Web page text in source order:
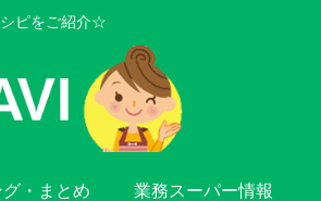
ピをご紹介☆
・まとめ
業務スーパー情報